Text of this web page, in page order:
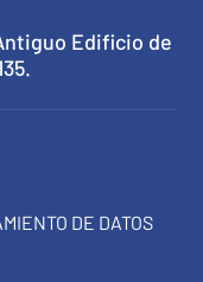
Edificio de
DE DATOS